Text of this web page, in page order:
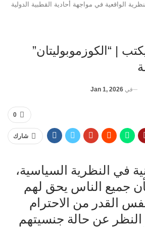
الواقعية في مواجهة أحادية القطبية الدولية
| “الكوزموبوليتان”
في Jan 1, 2026
0
شارك
في النظرية السياسية،
جميع الناس يحق لهم
القدر من الاحترام
النظر عن حالة جنسيتهم